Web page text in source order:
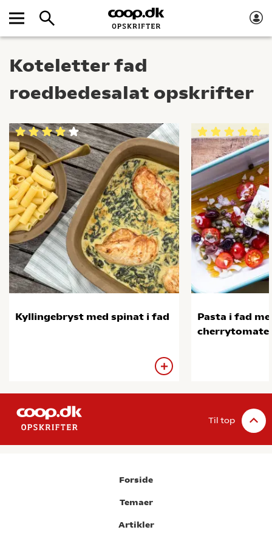
Koteletter fad
roedbedesalat opskrifter
Kyllingebryst med spinat i fad
Pasta i fad
Til top
Forside
Temaer
Artikler